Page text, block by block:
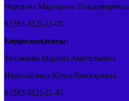
Чередова Маргарита Владимировна
8 (383-612)-21-00
Корреспонденты:
Теплякова Марина Анатольевна
Николайзина Юлия Викторовна
8 (383-612)-22-43